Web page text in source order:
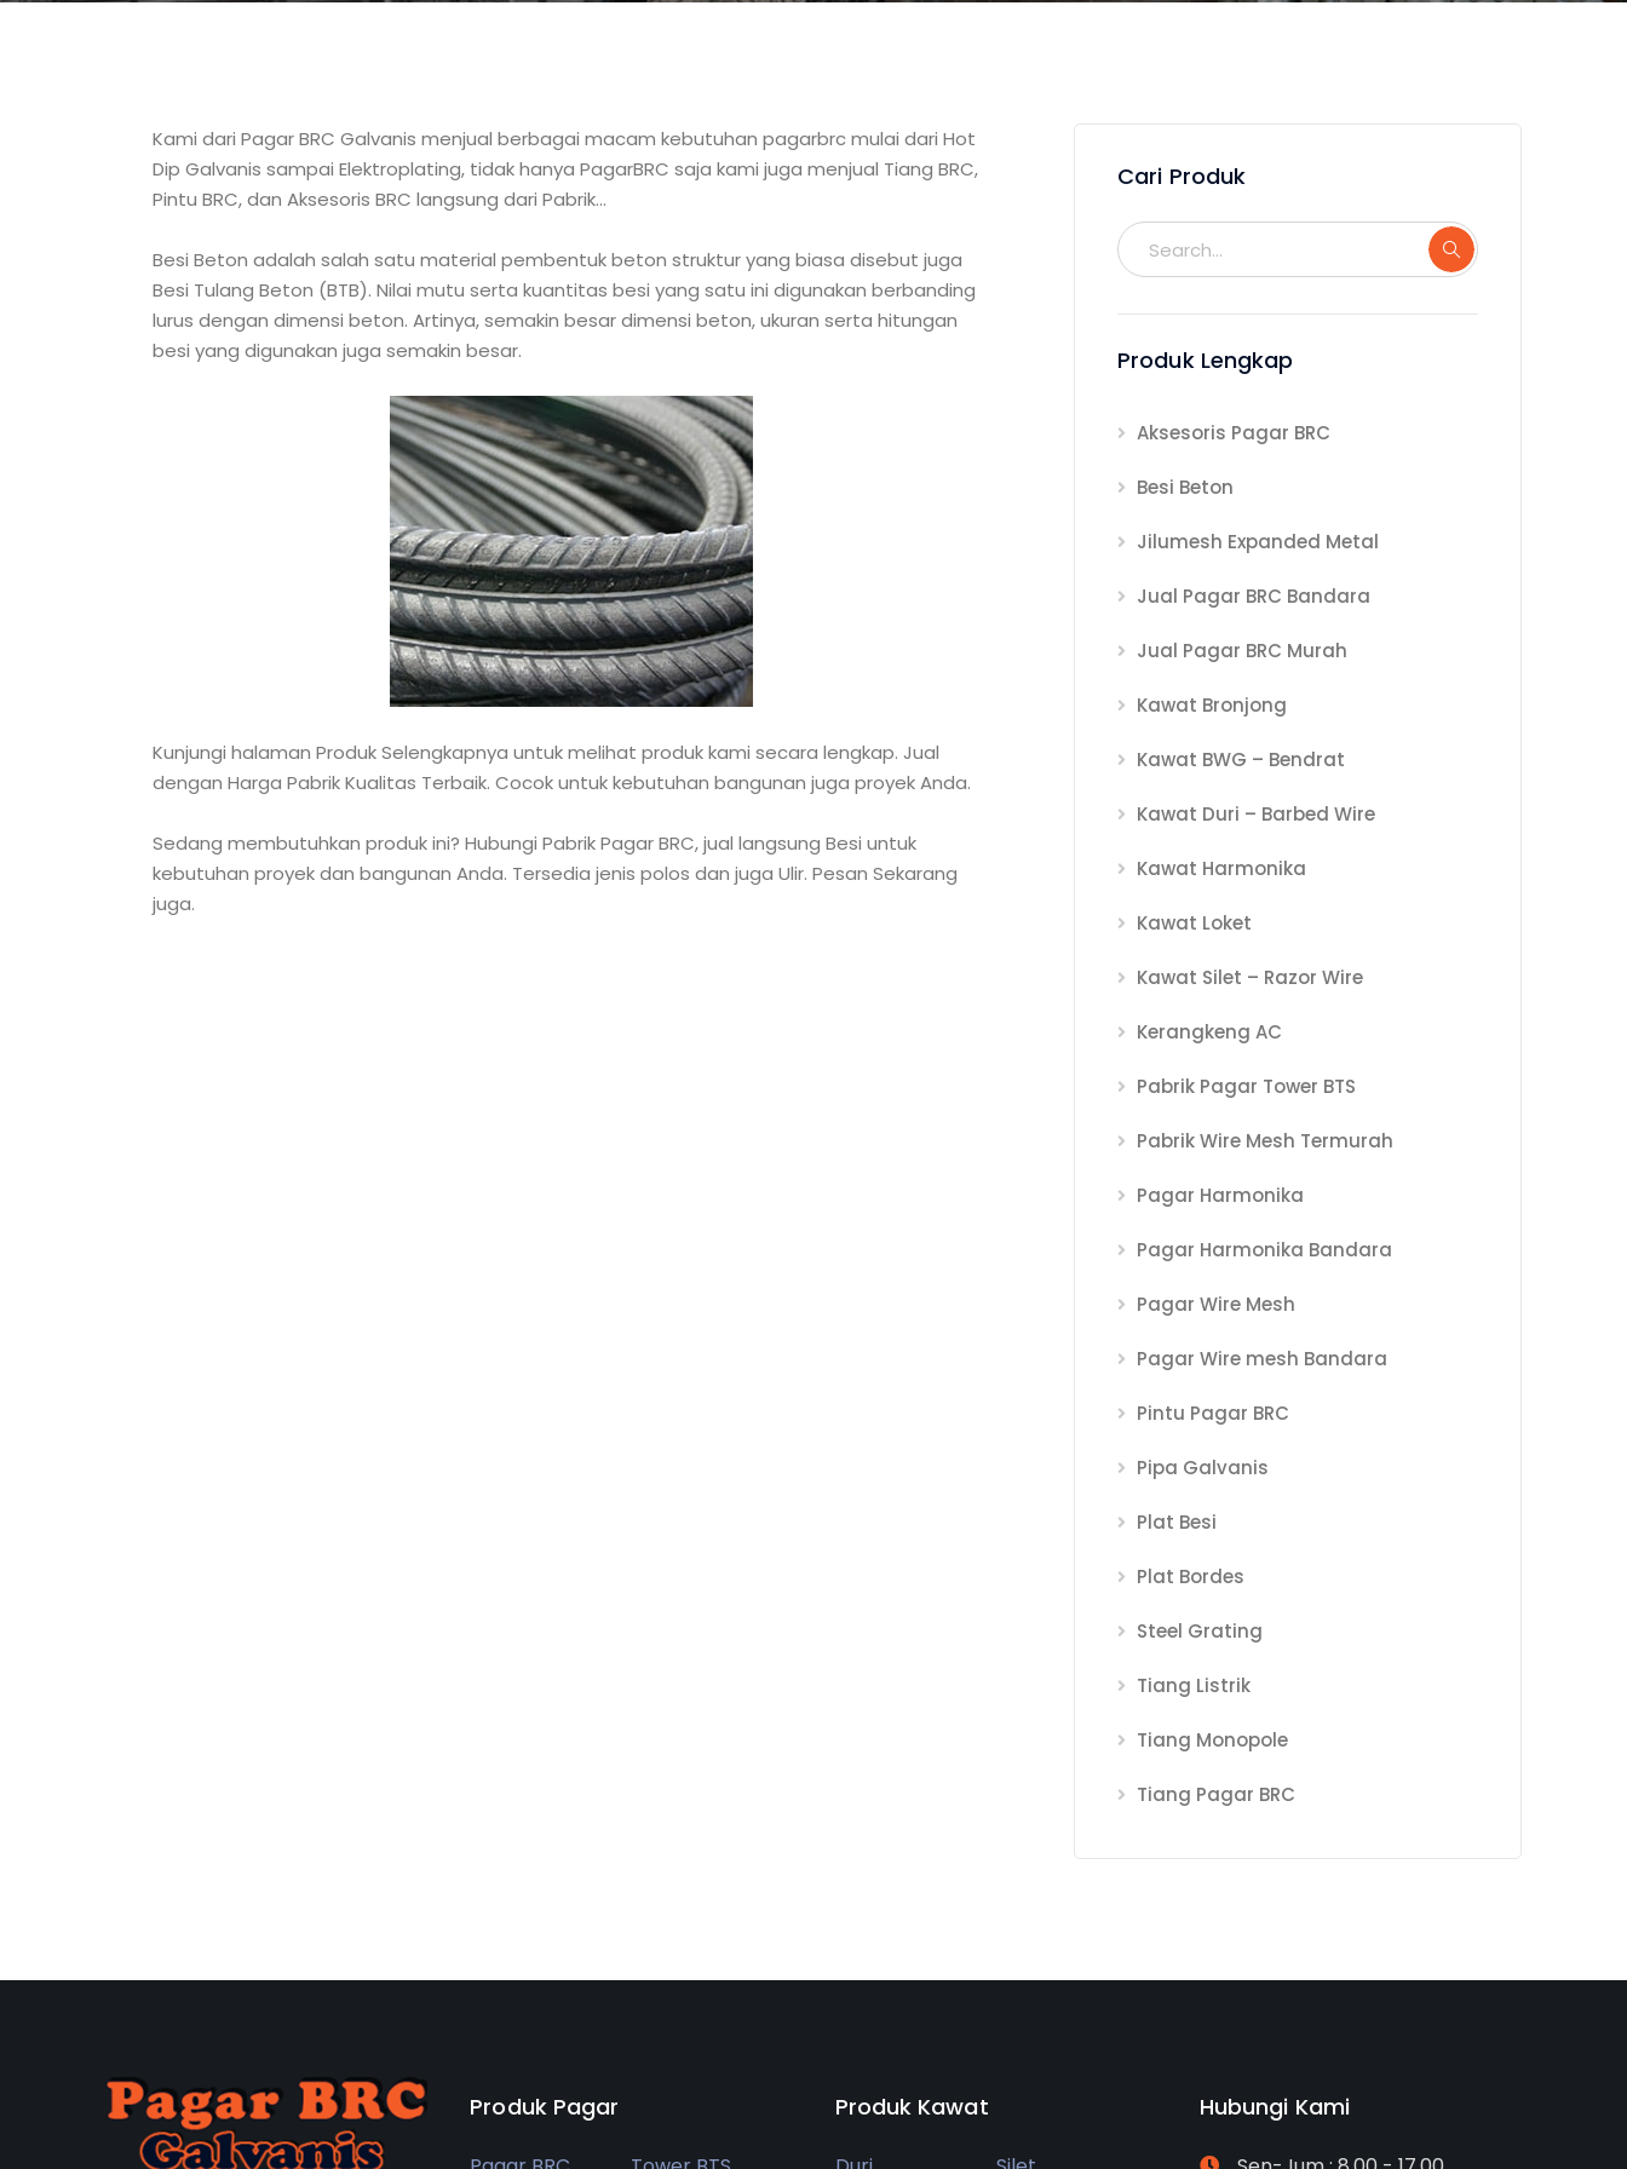
Kami dari Pagar BRC Galvanis menjual berbagai macam kebutuhan pagarbrc mulai dari Hot
Dip Galvanis sampai Elektroplating, tidak hanya PagarBRC saja kami juga menjual Tiang BRC,
Pintu BRC, dan Aksesoris BRC langsung dari Pabrik…
Besi Beton adalah salah satu material pembentuk beton struktur yang biasa disebut juga
Besi Tulang Beton (BTB). Nilai mutu serta kuantitas besi yang satu ini digunakan berbanding
lurus dengan dimensi beton. Artinya, semakin besar dimensi beton, ukuran serta hitungan
besi yang digunakan juga semakin besar.
Kunjungi halaman Produk Selengkapnya untuk melihat produk kami secara lengkap. Jual
dengan Harga Pabrik Kualitas Terbaik. Cocok untuk kebutuhan bangunan juga proyek Anda.
Sedang membutuhkan produk ini? Hubungi Pabrik Pagar BRC, jual langsung Besi untuk
kebutuhan proyek dan bangunan Anda. Tersedia jenis polos dan juga Ulir. Pesan Sekarang
juga.
Cari Produk
Produk Lengkap
Aksesoris Pagar BRC
Besi Beton
Jilumesh Expanded Metal
Jual Pagar BRC Bandara
Jual Pagar BRC Murah
Kawat Bronjong
Kawat BWG – Bendrat
Kawat Duri – Barbed Wire
Kawat Harmonika
Kawat Loket
Kawat Silet – Razor Wire
Kerangkeng AC
Pabrik Pagar Tower BTS
Pabrik Wire Mesh Termurah
Pagar Harmonika
Pagar Harmonika Bandara
Pagar Wire Mesh
Pagar Wire mesh Bandara
Pintu Pagar BRC
Pipa Galvanis
Plat Besi
Plat Bordes
Steel Grating
Tiang Listrik
Tiang Monopole
Tiang Pagar BRC
Produk Pagar Produk Kawat Hubungi Kami